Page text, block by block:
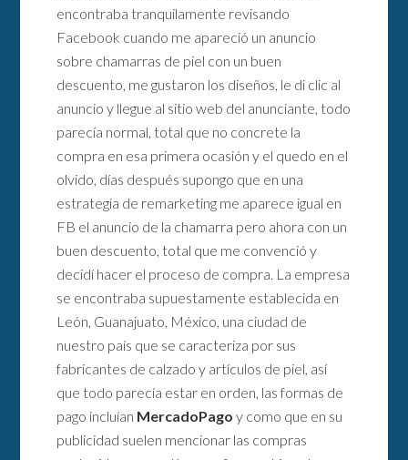
encontraba tranquilamente revisando
Facebook cuando me apareció un anuncio
sobre chamarras de piel con un buen
descuento, me gustaron los diseños, le di clic al
anuncio y llegue al sitio web del anunciante, todo
parecía normal, total que no concrete la
compra en esa primera ocasión y el quedo en el
olvido, días después supongo que en una
estrategia de remarketing me aparece igual en
FB el anuncio de la chamarra pero ahora con un
buen descuento, total que me convenció y
decidí hacer el proceso de compra. La empresa
se encontraba supuestamente establecida en
León, Guanajuato, México, una ciudad de
nuestro país que se caracteriza por sus
fabricantes de calzado y artículos de piel, así
que todo parecía estar en orden, las formas de
pago incluían MercadoPago y como que en su
publicidad suelen mencionar las compras